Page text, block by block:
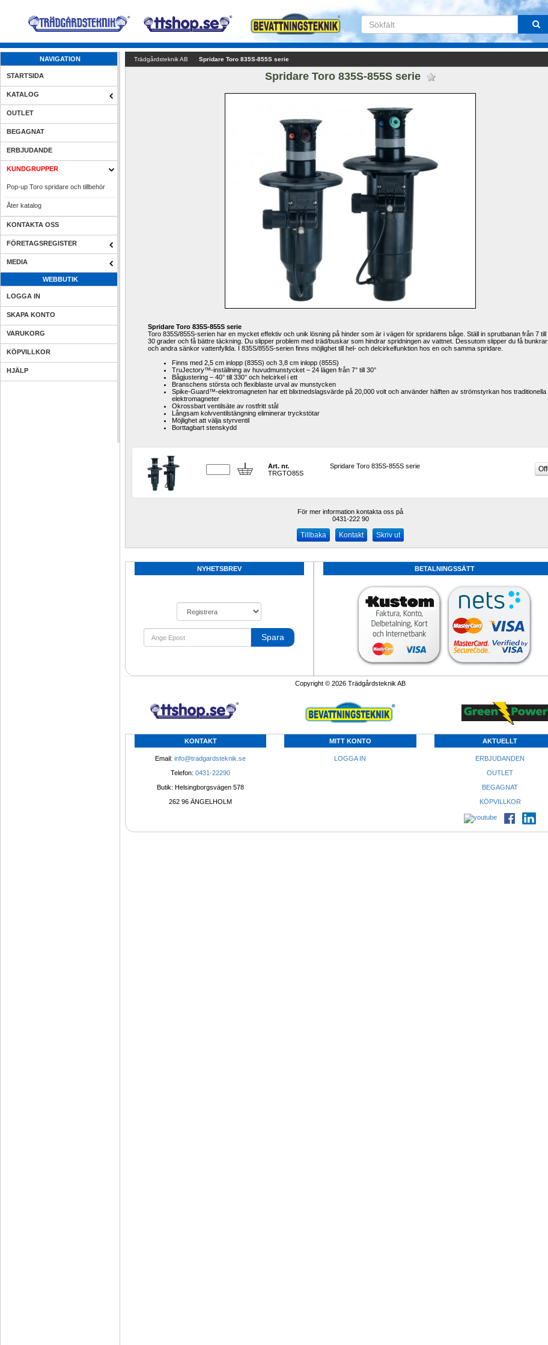
NAVIGATION
STARTSIDA
KATALOG
OUTLET
BEGAGNAT
ERBJUDANDE
KUNDGRUPPER
Pop-up Toro spridare och tillbehör
Åter katalog
KONTAKTA OSS
FÖRETAGSREGISTER
MEDIA
WEBBUTIK
LOGGA IN
SKAPA KONTO
VARUKORG
KÖPVILLKOR
HJÄLP
Trädgårdsteknik AB Spridare Toro 835S-855S serie
Spridare Toro 835S-855S serie
Spridare Toro 835S-855S serie
Toro 835S/855S-serien har en mycket effektiv och unik lösning på hinder som är i vägen för spridarens båge. Ställ in sprutbanan från 7 till
30 grader och få bättre täckning. Du slipper problem med träd/buskar som hindrar spridningen av vattnet. Dessutom slipper du få bunkrar
och andra sänkor vattenfyllda. I 835S/855S-serien finns möjlighet till hel- och delcirkelfunktion hos en och samma spridare.
Finns med 2,5 cm inlopp (835S) och 3,8 cm inlopp (855S)
TruJectory™-inställning av huvudmunstycket – 24 lägen från 7° till 30°
Bågjustering – 40° till 330° och helcirkel i ett
Branschens största och flexiblaste urval av munstycken
Spike-Guard™-elektromagneten har ett blixtnedslagsvärde på 20,000 volt och använder hälften av strömstyrkan hos traditionella
elektromagneter
Okrossbart ventilsäte av rostfritt stål
Långsam kolvventilstängning eliminerar tryckstötar
Möjlighet att välja styrventil
Borttagbart stenskydd
Art. nr.
TRGTO85S
Spridare Toro 835S-855S serie
För mer information kontakta oss på
0431-222 90
Kontakt Skriv ut
NYHETSBREV
Spara
BETALNINGSSÄTT
Copyright © 2026 Trädgårdsteknik AB
KONTAKT
Email: info@tradgardsteknik.se
Telefon: 0431-22290
Butik: Helsingborgsvägen 578
262 96 ÄNGELHOLM
MITT KONTO
LOGGA IN
AKTUELLT
ERBJUDANDEN
OUTLET
BEGAGNAT
KÖPVILLKOR